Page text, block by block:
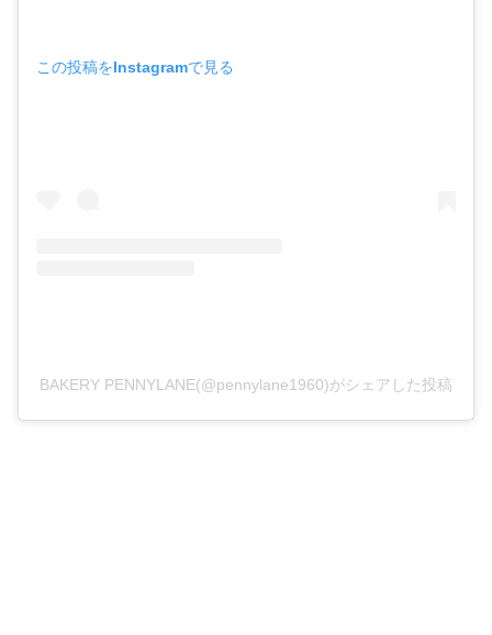
この投稿をInstagramで見る
BAKERY PENNYLANE(@pennylane1960)がシェアした投稿